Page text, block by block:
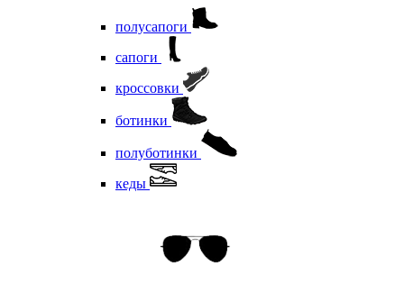
полусапоги
сапоги
кроссовки
ботинки
полуботинки
кеды